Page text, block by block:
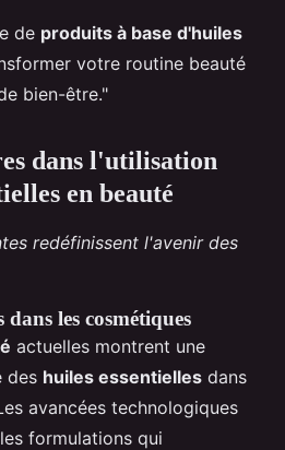
de produits à base d'huiles
votre routine beauté
bien-être."
dans l'utilisation
en beauté
redéfinissent l'avenir des
les cosmétiques
actuelles montrent une
des huiles essentielles dans
avancées technologiques
formulations qui